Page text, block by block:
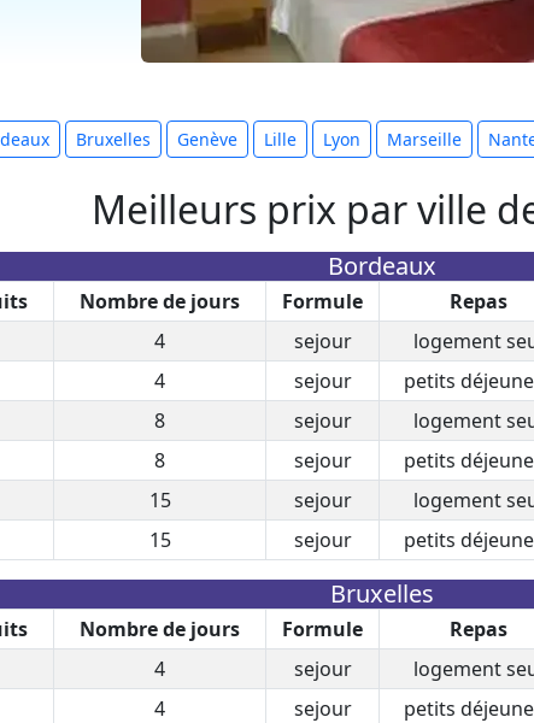
Bruxelles Genève Lille Lyon Marseille
Meilleurs prix par ville
Bordeaux
Nombre de jours Formule Repas
4 sejour logement
4 sejour petits
8 sejour logement
8 sejour petits
15 sejour logement
15 sejour petits
Bruxelles
Nombre de jours Formule Repas
4 sejour logement
4 sejour petits